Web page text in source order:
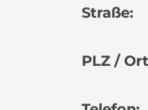
Straße:
PLZ /